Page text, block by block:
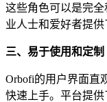
这些角色可以是完
业人士和爱好者提供
三、易于使用和定制
Orbofi的用户界面直
快速上手。平台提